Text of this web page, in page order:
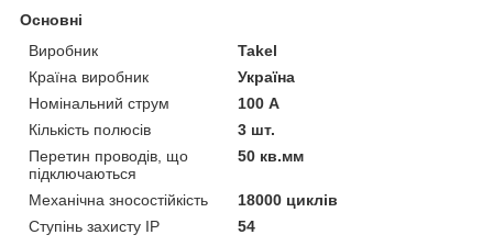
Основні
Виробник
Takel
Країна виробник
Україна
Номінальний струм
100 А
Кількість полюсів
3 шт.
Перетин проводів, що
підключаються
50 кв.мм
Механічна зносостійкість
18000 циклів
Ступінь захисту IP
54